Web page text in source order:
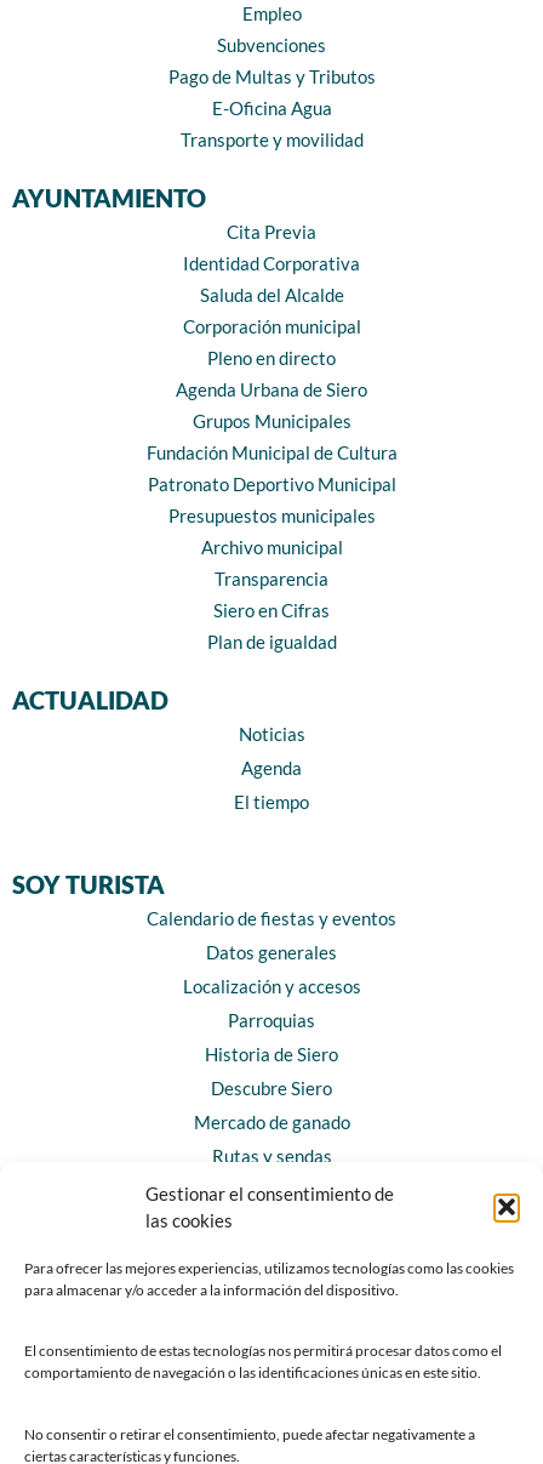
Gestionar el consentimiento de
las cookies
Para ofrecer las mejores experiencias, utilizamos tecnologías como las cookies
para almacenar y/o acceder a la información del dispositivo.
El consentimiento de estas tecnologías nos permitirá procesar datos como el
comportamiento de navegación o las identificaciones únicas en este sitio.
No consentir o retirar el consentimiento, puede afectar negativamente a
ciertas características y funciones.
Empleo
Subvenciones
Pago de Multas y Tributos
E-Oficina Agua
Transporte y movilidad
AYUNTAMIENTO
Cita Previa
Identidad Corporativa
Saluda del Alcalde
Corporación municipal
Pleno en directo
Agenda Urbana de Siero
Grupos Municipales
Fundación Municipal de Cultura
Patronato Deportivo Municipal
Presupuestos municipales
Archivo municipal
Transparencia
Siero en Cifras
Plan de igualdad
ACTUALIDAD
Noticias
Agenda
El tiempo
SOY TURISTA
Calendario de fiestas y eventos
Datos generales
Localización y accesos
Parroquias
Historia de Siero
Descubre Siero
Mercado de ganado
Rutas y sendas
Horarios y contacto
Teléfonos de interés
Chatbot Siero
SEDES ELECTRÓNICAS
Sede del Ayuntamiento de Siero